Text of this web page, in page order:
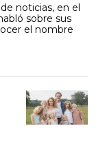
noticias, en el
sobre sus
el nombre